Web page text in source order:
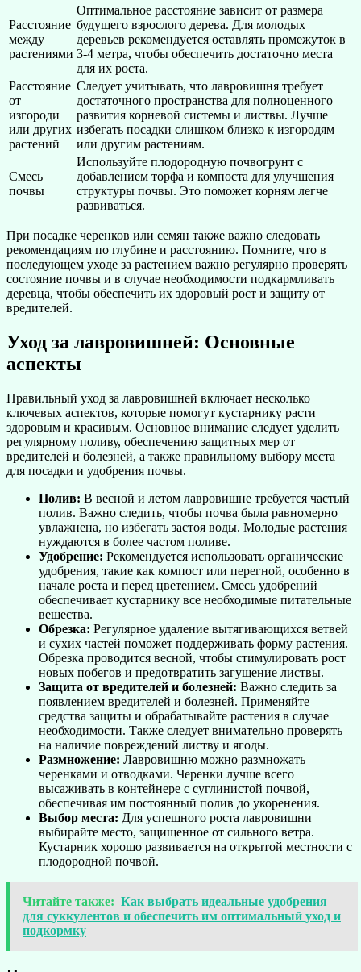
Расстояние
между
растениями
Оптимальное расстояние зависит от размера
будущего взрослого дерева. Для молодых
деревьев рекомендуется оставлять промежуток в
3-4 метра, чтобы обеспечить достаточно места
для их роста.
Расстояние
от
изгороди
или других
растений
Следует учитывать, что лавровишня требует
достаточного пространства для полноценного
развития корневой системы и листвы. Лучше
избегать посадки слишком близко к изгородям
или другим растениям.
Смесь
почвы
Используйте плодородную почвогрунт с
добавлением торфа и компоста для улучшения
структуры почвы. Это поможет корням легче
развиваться.
При посадке черенков или семян также важно следовать
рекомендациям по глубине и расстоянию. Помните, что в
последующем уходе за растением важно регулярно проверять
состояние почвы и в случае необходимости подкармливать
деревца, чтобы обеспечить их здоровый рост и защиту от
вредителей.
Уход за лавровишней: Основные
аспекты
Правильный уход за лавровишней включает несколько
ключевых аспектов, которые помогут кустарнику расти
здоровым и красивым. Основное внимание следует уделить
регулярному поливу, обеспечению защитных мер от
вредителей и болезней, а также правильному выбору места
для посадки и удобрения почвы.
Полив: В весной и летом лавровишне требуется частый
полив. Важно следить, чтобы почва была равномерно
увлажнена, но избегать застоя воды. Молодые растения
нуждаются в более частом поливе.
Удобрение: Рекомендуется использовать органические
удобрения, такие как компост или перегной, особенно в
начале роста и перед цветением. Смесь удобрений
обеспечивает кустарнику все необходимые питательные
вещества.
Обрезка: Регулярное удаление вытягивающихся ветвей
и сухих частей поможет поддерживать форму растения.
Обрезка проводится весной, чтобы стимулировать рост
новых побегов и предотвратить загущение листвы.
Защита от вредителей и болезней: Важно следить за
появлением вредителей и болезней. Применяйте
средства защиты и обрабатывайте растения в случае
необходимости. Также следует внимательно проверять
на наличие повреждений листву и ягоды.
Размножение: Лавровишню можно размножать
черенками и отводками. Черенки лучше всего
высаживать в контейнере с суглинистой почвой,
обеспечивая им постоянный полив до укоренения.
Выбор места: Для успешного роста лавровишни
выбирайте место, защищенное от сильного ветра.
Кустарник хорошо развивается на открытой местности с
плодородной почвой.
Читайте также: Как выбрать идеальные удобрения
для суккулентов и обеспечить им оптимальный уход и
подкормку